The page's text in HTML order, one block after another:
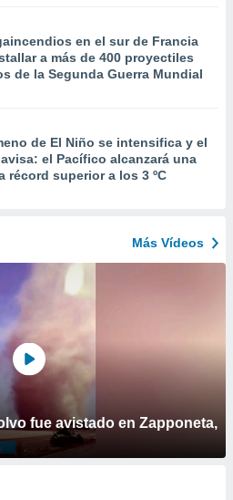
en el sur de Francia
a más de 400 proyectiles
de la Segunda Guerra Mundial
de El Niño se intensifica y el
avisa: el Pacífico alcanzará una
récord superior a los 3 ºC
Más Vídeos
fue avistado en Zapponeta,